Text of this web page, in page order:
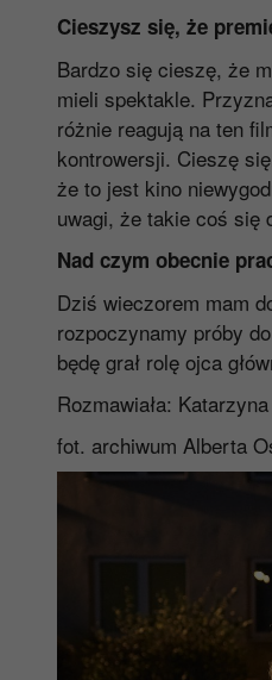
Cieszysz się, że
Bardzo się cieszę, że
mieli spektakle.
różnie reagują na ten
kontrowersji. Cieszę
że to jest kino
uwagi, że takie coś się
Nad czym obecnie
Dziś wieczorem mam
rozpoczynamy próby
będę grał rolę ojca
Rozmawiała:
fot. archiwum Alberta